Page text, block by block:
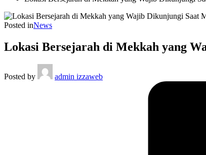
Posted inNews
Lokasi Bersejarah di Mekkah yang
Posted by admin izzaweb